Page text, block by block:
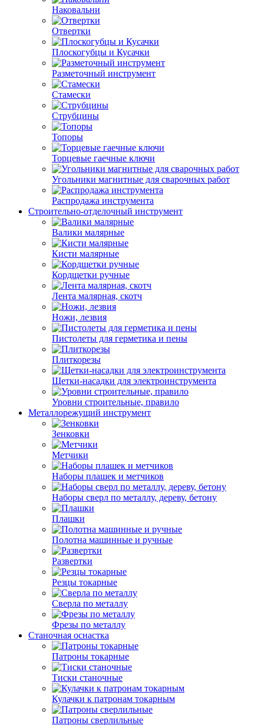
Наковальни
Отвертки
Плоскогубцы и Кусачки
Разметочный инструмент
Стамески
Струбцины
Топоры
Торцевые гаечные ключи
Угольники магнитные для сварочных работ
Распродажа инструмента
Строительно-отделочный инструмент
Валики малярные
Кисти малярные
Кордщетки ручные
Лента малярная, скотч
Ножи, лезвия
Пистолеты для герметика и пены
Плиткорезы
Щетки-насадки для электроинструмента
Уровни строительные, правило
Металлорежущий инструмент
Зенковки
Метчики
Наборы плашек и метчиков
Наборы сверл по металлу, дереву, бетону
Плашки
Полотна машинные и ручные
Развертки
Резцы токарные
Сверла по металлу
Фрезы по металлу
Станочная оснастка
Патроны токарные
Тиски станочные
Кулачки к патронам токарным
Патроны сверлильные